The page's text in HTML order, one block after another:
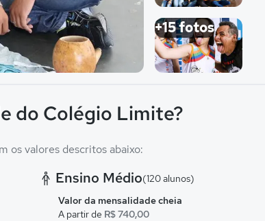
Imagem 3
+15 fotos
do Colégio Limite?
os valores descritos abaixo:
Ensino Médio(120 alunos)
Valor da mensalidade cheia
A partir de R$ 740,00